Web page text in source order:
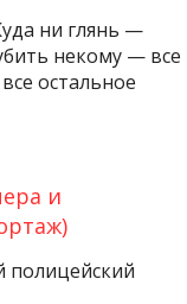
ни глянь —
некому — все
остальное
и
полицейский